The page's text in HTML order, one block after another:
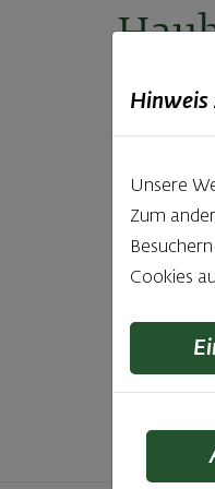
Produkte
Hinweis
Unsere
Zum
Cookies